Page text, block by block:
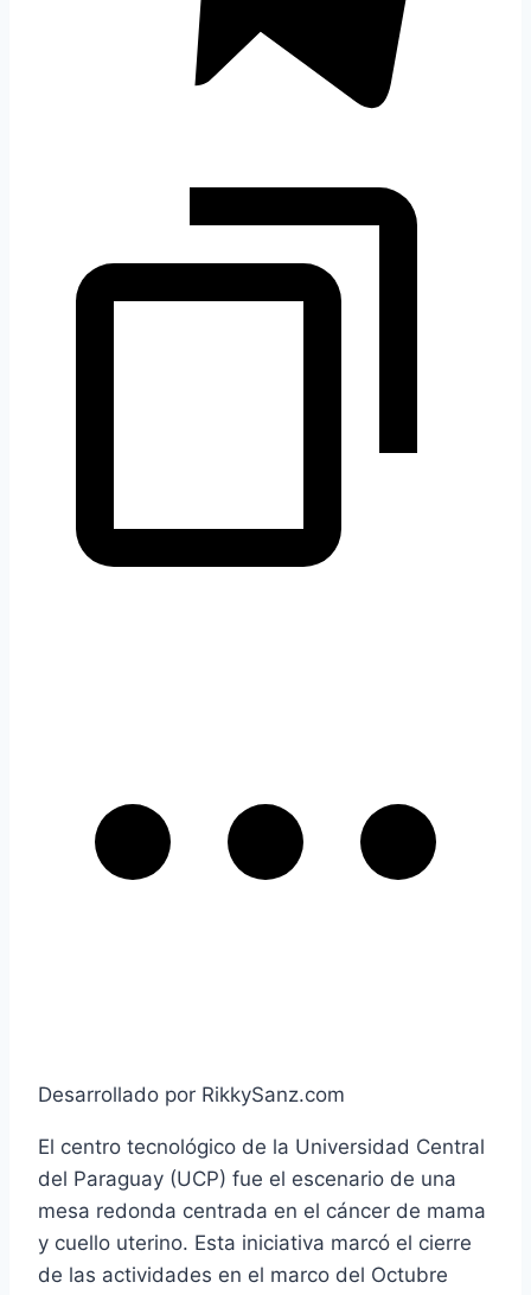
Desarrollado por RikkySanz.com
El centro tecnológico de la Universidad Central
del Paraguay (UCP) fue el escenario de una
mesa redonda centrada en el cáncer de mama
y cuello uterino. Esta iniciativa marcó el cierre
de las actividades en el marco del Octubre